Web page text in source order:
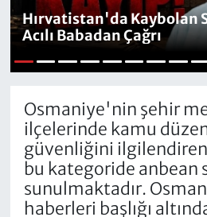
Hırvatistan'da Kaybolan
Acılı Babadan Çağrı
Osmaniye'nin şehir
ilçelerinde kamu
güvenliğini
bu kategoride anbean
sunulmaktadır.
haberleri başlığı